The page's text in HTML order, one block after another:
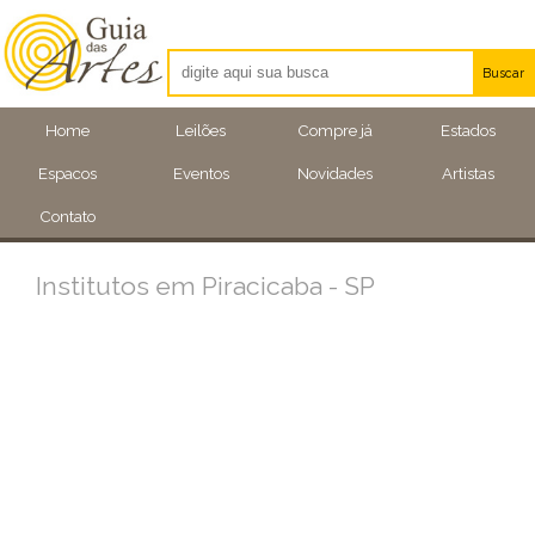
Home Leilões Compre já Estados
Espacos Eventos Novidades Artistas
Contato
Buscar
Artistas
Eventos
Institutos em Piracicaba - SP